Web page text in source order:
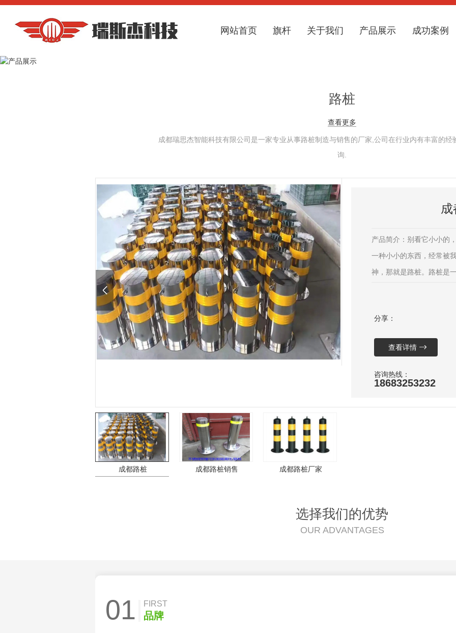
网站首页 旗杆 关于我们 产品展示 成功案例
路桩
查看更多
成都瑞思杰智能科技有限公司是一家专业从事路桩制造与销售的厂家,公司在行业内有丰富的经
询.
产品简介：别看它小小的
一种小小的东西，经常被
神，那就是路桩。路桩是
度条件下正确导航。虽然
中起着至关重要的作用。
桩吧
分享：
查看详情
咨询热线：
18683253232
成都路桩 成都路桩销售 成都路桩厂家
选择我们的优势
OUR ADVANTAGES
01 FIRST
品牌